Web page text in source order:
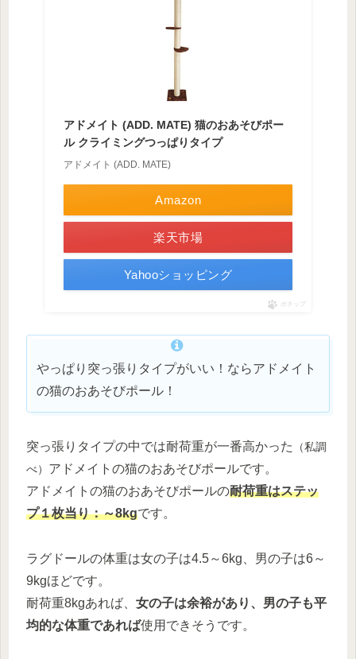
アドメイト (ADD. MATE) 猫のおあそびポー
ル クライミングつっぱりタイプ
アドメイト (ADD. MATE)
Amazon
楽天市場
Yahooショッピング
ポチップ
やっぱり突っ張りタイプがいい！ならアドメイト
の猫のおあそびポール！
突っ張りタイプの中では耐荷重が一番高かった
（私調
べ） アドメイトの猫のおあそびポールです。
アドメイトの猫のおあそびポールの耐荷重はステッ
プ１枚当り：～8kgです。
ラグドールの体重は女の子は4.5～6kg、男の子は6～
9kgほどです。
耐荷重8kgあれば、 女の子は余裕があり、男の子も平
均的な体重であれば使用できそうです。